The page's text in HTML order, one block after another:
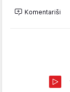
Komentariši